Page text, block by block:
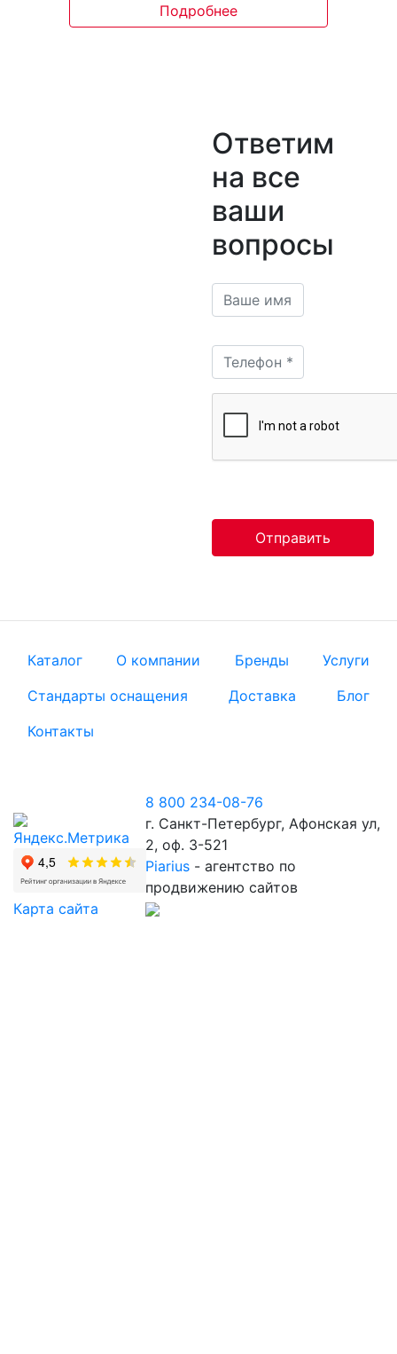
Подробнее
Ответим
на все
ваши
вопросы
Отправить
Каталог О компании Бренды
Услуги
Стандарты оснащения
Доставка
Блог
Контакты
Карта сайта
8 800 234-08-76
г. Санкт-Петербург, Афонская ул,
2, оф. 3-521
Piarius - агентство по
продвижению сайтов